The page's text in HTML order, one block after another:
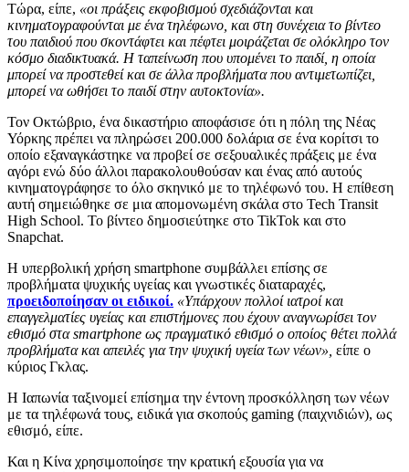
Τώρα, είπε, «οι πράξεις εκφοβισμού σχεδιάζονται και
κινηματογραφούνται με ένα τηλέφωνο, και στη συνέχεια το βίντεο
του παιδιού που σκοντάφτει και πέφτει μοιράζεται σε ολόκληρο τον
κόσμο διαδικτυακά. Η ταπείνωση που υπομένει το παιδί, η οποία
μπορεί να προστεθεί και σε άλλα προβλήματα που αντιμετωπίζει,
μπορεί να ωθήσει το παιδί στην αυτοκτονία».
Τον Οκτώβριο, ένα δικαστήριο αποφάσισε ότι η πόλη της Νέας
Υόρκης πρέπει να πληρώσει 200.000 δολάρια σε ένα κορίτσι το
οποίο εξαναγκάστηκε να προβεί σε σεξουαλικές πράξεις με ένα
αγόρι ενώ δύο άλλοι παρακολουθούσαν και ένας από αυτούς
κινηματογράφησε το όλο σκηνικό με το τηλέφωνό του. Η επίθεση
αυτή σημειώθηκε σε μια απομονωμένη σκάλα στο Tech Transit
High School. Το βίντεο δημοσιεύτηκε στο TikTok και στο
Snapchat.
Η υπερβολική χρήση smartphone συμβάλλει επίσης σε
προβλήματα ψυχικής υγείας και γνωστικές διαταραχές,
προειδοποίησαν οι ειδικοί. «Υπάρχουν πολλοί ιατροί και
επαγγελματίες υγείας και επιστήμονες που έχουν αναγνωρίσει τον
εθισμό στα smartphone ως πραγματικό εθισμό ο οποίος θέτει πολλά
προβλήματα και απειλές για την ψυχική υγεία των νέων», είπε ο
κύριος Γκλας.
Η Ιαπωνία ταξινομεί επίσημα την έντονη προσκόλληση των νέων
με τα τηλέφωνά τους, ειδικά για σκοπούς gaming (παιχνιδιών), ως
εθισμό, είπε.
Και η Κίνα χρησιμοποίησε την κρατική εξουσία για να